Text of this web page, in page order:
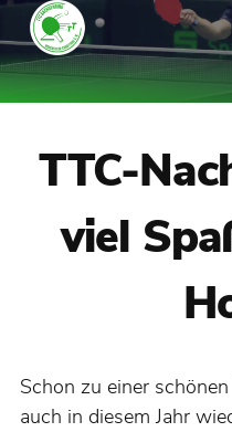
TTC-
viel
Schon zu einer
auch in diesem Jahr